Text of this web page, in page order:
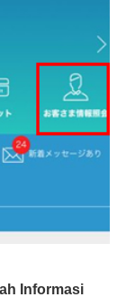
Informasi